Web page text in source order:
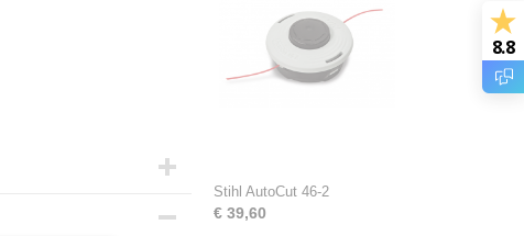
Stihl AutoCut 46-2
€ 39,60
8.8